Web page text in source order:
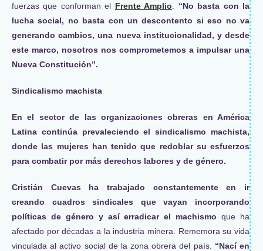
fuerzas que conforman el Frente Amplio
“No basta con la
lucha social, no basta con un descontento si eso no va
generando cambios, una nueva institucionalidad, y desde
este marco, nosotros nos comprometemos a impulsar una
Nueva Constitución”.
Sindicalismo machista
En el sector de las organizaciones obreras en América
Latina continúa prevaleciendo el sindicalismo machista,
donde las mujeres han tenido que redoblar su esfuerzos
para combatir por más derechos labores y de género.
Cristián Cuevas ha trabajado constantemente en ir
creando cuadros sindicales que vayan incorporando
políticas de género y así erradicar el machismo que ha
afectado por décadas a la industria minera. Rememora su vida
vinculada al activo social de la zona obrera del país. “Nací en